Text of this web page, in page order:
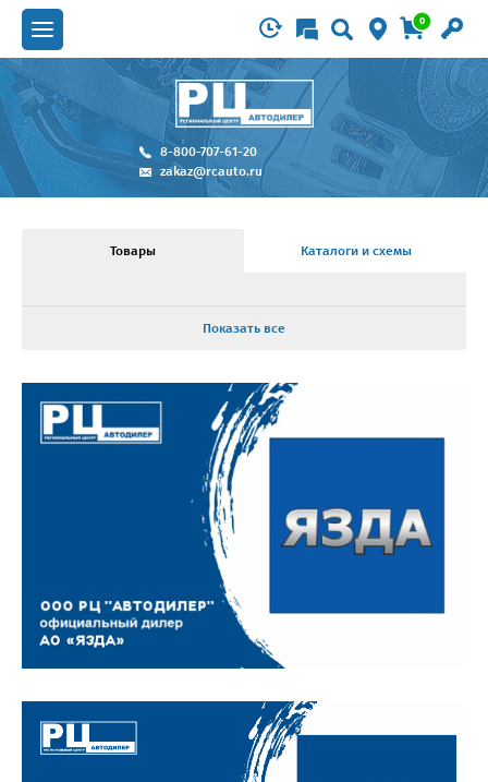
0
8-800-707-61-20
zakaz@rcauto.ru
Товары Каталоги и схемы
Показать все